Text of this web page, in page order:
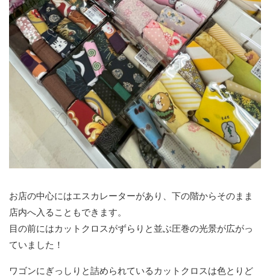
お店の中心にはエスカレーターがあり、下の階からそのまま
店内へ入ることもできます。
目の前にはカットクロスがずらりと並ぶ圧巻の光景が広がっ
ていました！
ワゴンにぎっしりと詰められているカットクロスは色とりど